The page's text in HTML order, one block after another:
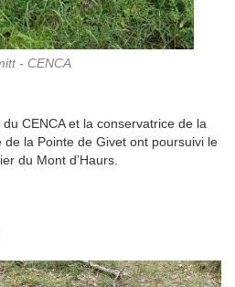
- CENCA
CENCA et la conservatrice de la
la Pointe de Givet ont poursuivi le
du Mont d’Haurs.